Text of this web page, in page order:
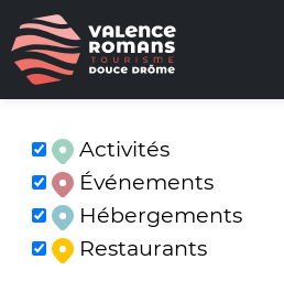
Activités
Événements
Hébergements
Restaurants